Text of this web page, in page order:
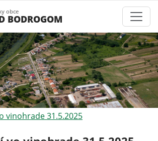
obce
BODROGOM
vinohrade 31.5.2025